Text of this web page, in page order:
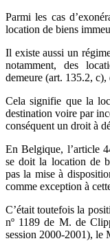
Parmi les cas
location de biens
Il existe aussi un
notamment, des
demeure (art. 135.2,
Cela signifie que la
destination voire par
conséquent un droit à
En Belgique, l’article
se doit la location de
pas la mise à
comme exception à
C’était toutefois la
nº 1189 de M. de
session 2000-2001), le